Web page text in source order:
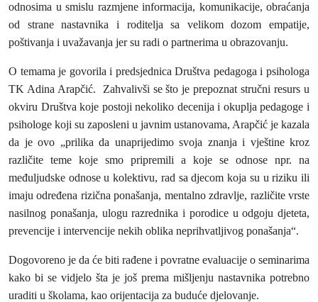
odnosima u smislu razmjene informacija, komunikacije, obraćanja
od strane nastavnika i roditelja sa velikom dozom empatije,
poštivanja i uvažavanja jer su radi o partnerima u obrazovanju.
O temama je govorila i predsjednica Društva pedagoga i psihologa
TK Adina Arapčić. Zahvalivši se što je prepoznat stručni resurs u
okviru Društva koje postoji nekoliko decenija i okuplja pedagoge i
psihologe koji su zaposleni u javnim ustanovama, Arapčić je kazala
da je ovo „prilika da unaprijedimo svoja znanja i vještine kroz
različite teme koje smo pripremili a koje se odnose npr. na
međuljudske odnose u kolektivu, rad sa djecom koja su u riziku ili
imaju određena rizična ponašanja, mentalno zdravlje, različite vrste
nasilnog ponašanja, ulogu razrednika i porodice u odgoju djeteta,
prevencije i intervencije nekih oblika neprihvatljivog ponašanja“.
Dogovoreno je da će biti rađene i povratne evaluacije o seminarima
kako bi se vidjelo šta je još prema mišljenju nastavnika potrebno
uraditi u školama, kao orijentacija za buduće djelovanje.